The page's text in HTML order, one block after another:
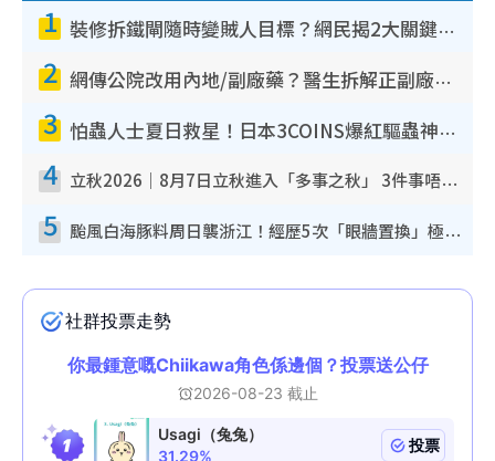
1 裝修拆鐵閘隨時變賊人目標？網民揭2大關鍵用途：裝新式等於白裝？附新舊鐵閘分別
2 網傳公院改用內地/副廠藥？醫生拆解正副廠分別 揭4類人換藥隨時出事
3 怕蟲人士夏日救星！日本3COINS爆紅驅蟲神器$45起 1招「全程免觸碰」輕鬆搞定小強
4 立秋2026｜8月7日立秋進入「多事之秋」 3件事唔做得！專家教6招開運 清枱頭／銀包納氣接好運
5 颱風白海豚料周日襲浙江！經歷5次「眼牆置換」極罕見 成登陸內地最長途颱風